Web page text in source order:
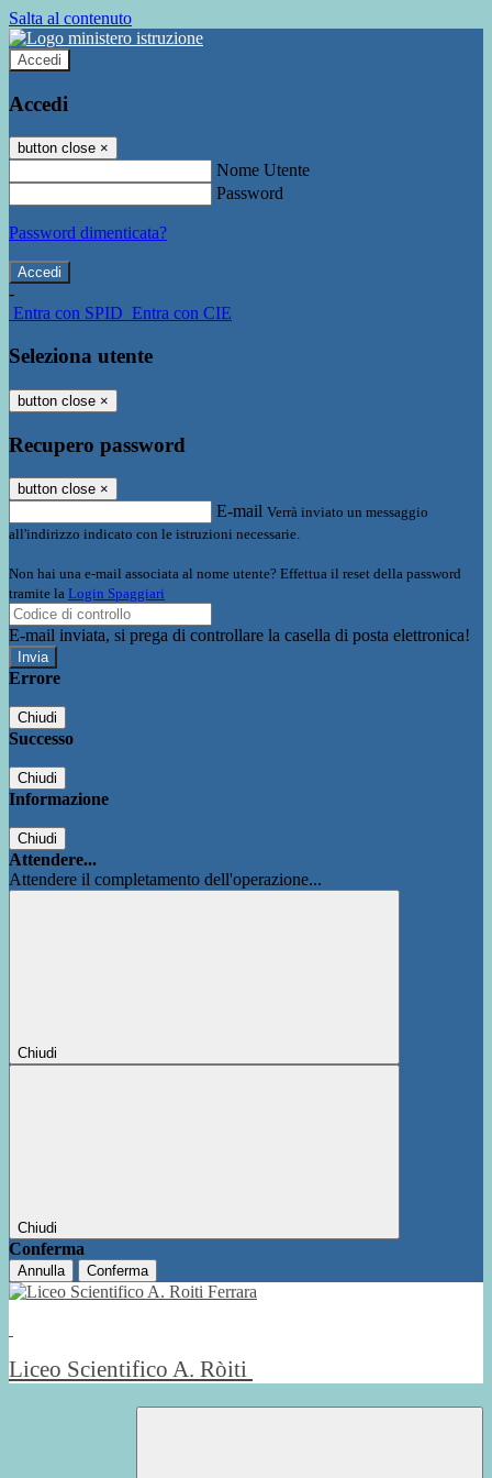
Salta al contenuto
Accedi
Accedi
button close ×
Nome Utente
Password
Password dimenticata?
-
Entra con SPID Entra con CIE
Seleziona utente
button close ×
Recupero password
button close ×
E-mail Verrà inviato un messaggio
all'indirizzo indicato con le istruzioni necessarie.
Non hai una e-mail associata al nome utente? Effettua il reset della password
tramite la Login Spaggiari
E-mail inviata, si prega di controllare la casella di posta elettronica!
Errore
Chiudi
Successo
Chiudi
Informazione
Chiudi
Attendere...
Attendere il completamento dell'operazione...
Chiudi
Chiudi
Conferma
Annulla Conferma
Liceo Scientifico A. Ròiti